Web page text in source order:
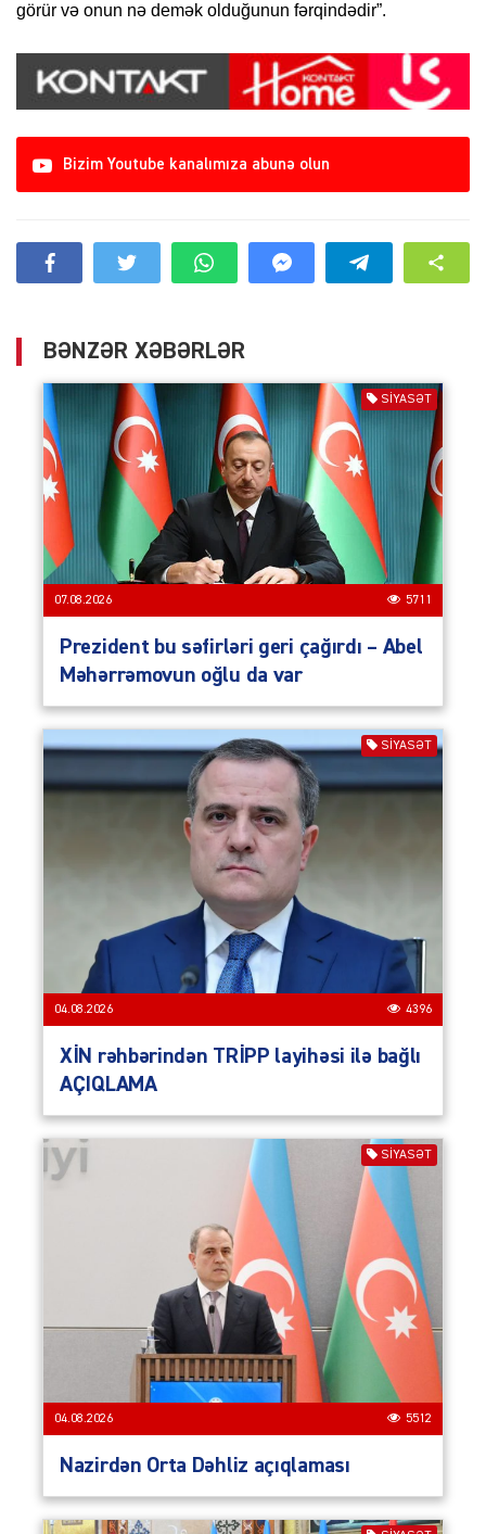
görür və onun nə demək olduğunun fərqindədir”.
Bizim Youtube kanalımıza abunə olun
BƏNZƏR XƏBƏRLƏR
SIYASƏT
07.08.2026 5711
Prezident bu səfirləri geri çağırdı – Abel
Məhərrəmovun oğlu da var
SIYASƏT
04.08.2026 4396
XİN rəhbərindən TRİPP layihəsi ilə bağlı
AÇIQLAMA
SIYASƏT
04.08.2026 5512
Nazirdən Orta Dəhliz açıqlaması